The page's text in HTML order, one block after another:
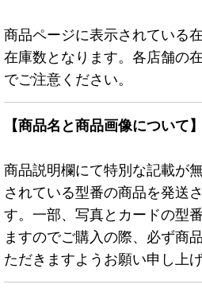
商品ページに表示されている
在庫数となります。各店舗の
でご注意ください。
【商品名と商品画像について】
商品説明欄にて特別な記載が
されている型番の商品を発送
す。一部、写真とカードの型
ますのでご購入の際、必ず商
ただきますようお願い申し上げ